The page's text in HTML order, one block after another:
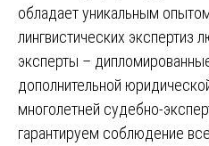
обладает уникальным
лингвистических
эксперты –
дополнительной
многолетней судебно-
гарантируем соблюдение